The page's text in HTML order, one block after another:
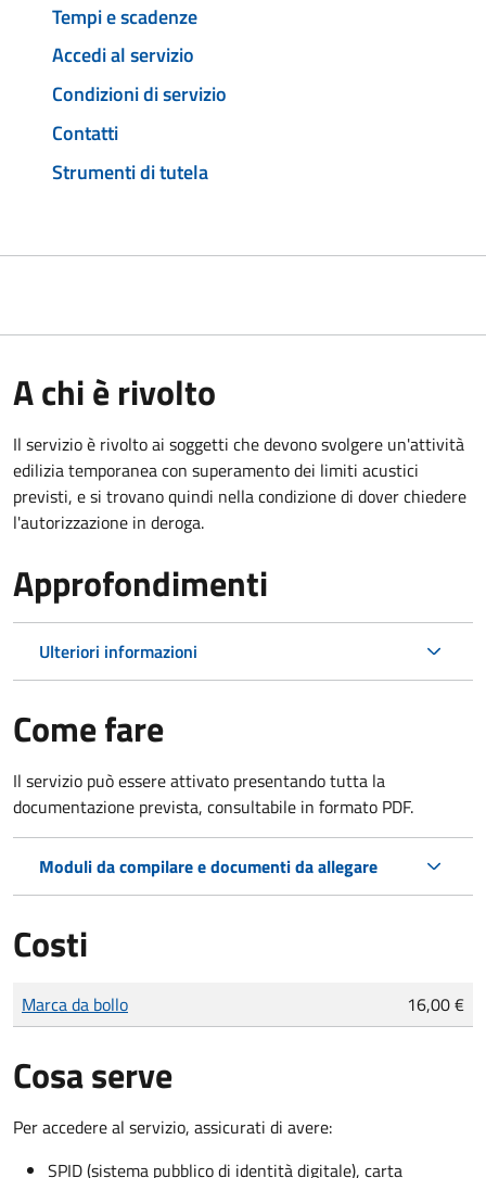
Tempi e scadenze
Accedi al servizio
Condizioni di servizio
Contatti
Strumenti di tutela
A chi è rivolto
Il servizio è rivolto ai soggetti che devono svolgere un'attività
edilizia temporanea con superamento dei limiti acustici
previsti, e si trovano quindi nella condizione di dover chiedere
l'autorizzazione in deroga.
Approfondimenti
Ulteriori informazioni
Come fare
Il servizio può essere attivato presentando tutta la
documentazione prevista, consultabile in formato PDF.
Moduli da compilare e documenti da allegare
Costi
Tipo di pagamento
Importo
Marca da bollo 16,00 €
Cosa serve
Per accedere al servizio, assicurati di avere:
SPID (sistema pubblico di identità digitale), carta